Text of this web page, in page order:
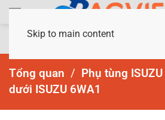
Skip to main content
Tổng quan Phụ tùng ISUZU
dưới ISUZU 6WA1